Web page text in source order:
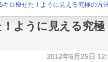
キロ痩せた！ように見える究極の方
ように見える究極
2012年6月25日